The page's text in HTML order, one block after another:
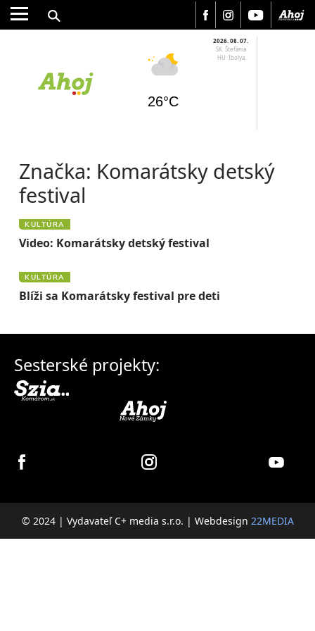
MESTO
VIDEO
26°C
2026. 08. 07.
SK: Štefánia
HU: Ibolya
Značka: Komarátsky detský
festival
KULTÚRA
Video: Komarátsky detský festival
KULTÚRA
Blíži sa Komarátsky festival pre deti
Sesterské projekty:
© 2024 | Vydavateľ C+ media s.r.o. | Webdesign 22MEDIA